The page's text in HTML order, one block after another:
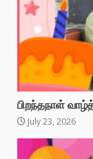
பிறந்தநாள்
July 23, 2026